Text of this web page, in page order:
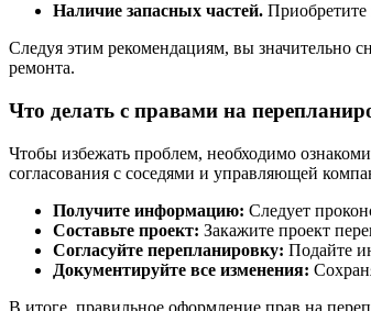
Наличие запасных частей. Приобретите
Следуя этим рекомендациям, вы значительно
ремонта.
Что делать с правами на
Чтобы избежать проблем, необходимо
согласования с соседями и управляющей
Получите информацию: Следует
Составьте проект: Закажите проект
Согласуйте перепланировку: Подайте
Документируйте все изменения:
В итоге, правильное оформление прав на